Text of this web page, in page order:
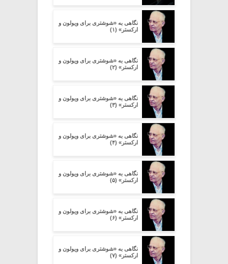
نگاهی به «شوشتری برای ویولون و
ارکستر» (۱)
نگاهی به «شوشتری برای ویولون و
ارکستر» (۲)
نگاهی به «شوشتری برای ویولون و
ارکستر» (۳)
نگاهی به «شوشتری برای ویولون و
ارکستر» (۴)
نگاهی به «شوشتری برای ویولون و
ارکستر» (۵)
نگاهی به «شوشتری برای ویولون و
ارکستر» (۶)
نگاهی به «شوشتری برای ویولون و
ارکستر» (۷)